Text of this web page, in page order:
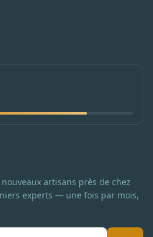
artisans près de chez
experts — une fois par mois,